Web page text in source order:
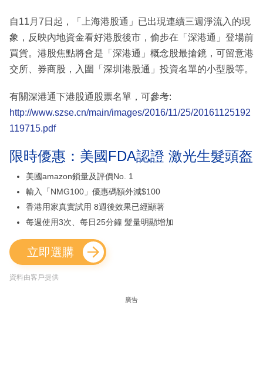
自11月7日起，「上海港股通」已出現連續三週淨流入的現
象，反映內地資金看好港股後市，偷步在「深港通」登場前
買貨。港股焦點將會是「深港通」概念股最搶鏡，可留意港
交所、券商股，入圍「深圳港股通」投資名單的小型股等。
有關深港通下港股通股票名單，可參考:
http://www.szse.cn/main/images/2016/11/25/20161125192
119715.pdf
限時優惠：美國FDA認證 激光生髮頭盔
美國amazon鎖量及評價No. 1
輸入「NMG100」優惠碼額外減$100
香港用家真實試用 8週後效果已經顯著
每週使用3次、每日25分鐘 髮量明顯增加
立即選購
資料由客戶提供
廣告